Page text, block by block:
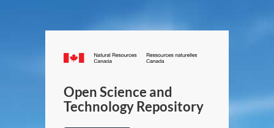
Canada.ca
/
Canada
Open Science and
Technology Repository